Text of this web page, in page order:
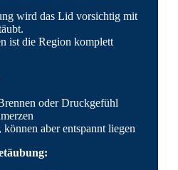
wird das Lid vorsichtig mit
ist die Region komplett
oder Druckgefühl
aber entspannt liegen